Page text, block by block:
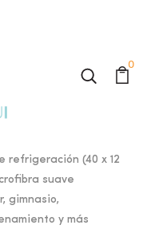
0
refrigeración (40 x 12
suave
gimnasio,
y más